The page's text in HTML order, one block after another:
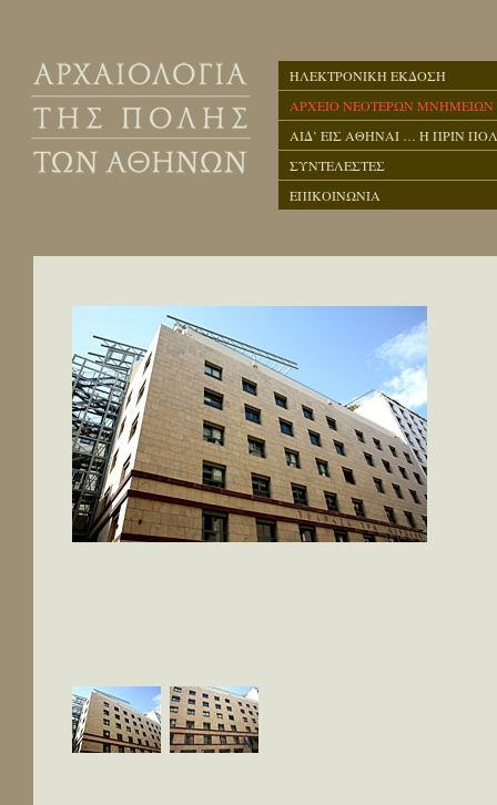
ΗΛΕΚΤΡΟΝΙΚΗ ΕΚΔΟΣΗ
ΑΡΧΕΙΟ ΝΕΟΤΕΡΩΝ ΜΝΗΜΕΙΩΝ
ΑΙΔ’ ΕΙΣ ΑΘΗΝΑΙ … Η ΠΡΙΝ
ΣΥΝΤΕΛΕΣΤΕΣ
ΕΠΙΚΟΙΝΩΝΙΑ